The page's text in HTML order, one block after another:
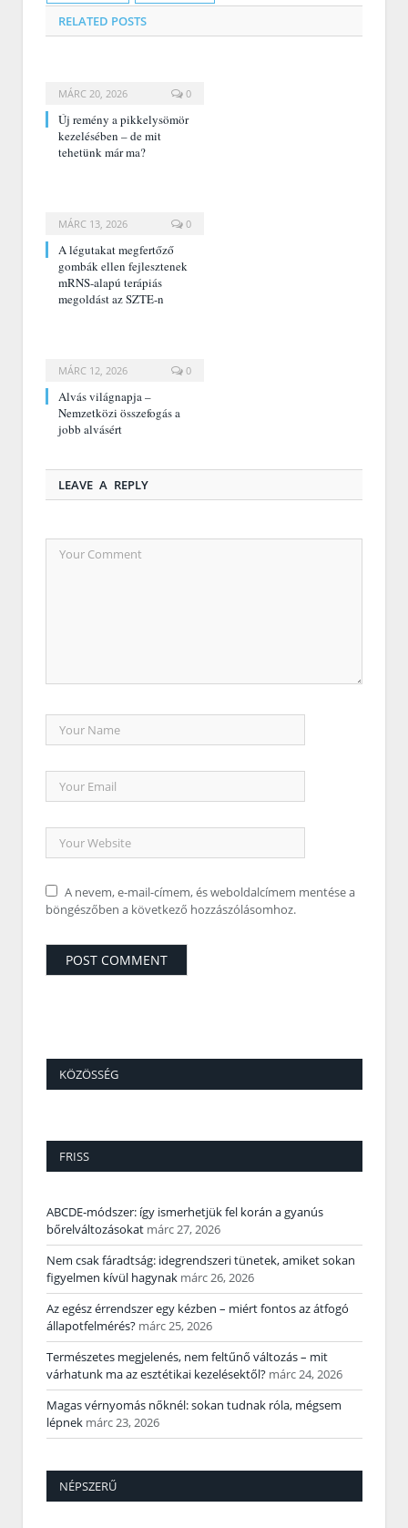
RELATED POSTS
MÁRC 20, 2026 0
Új remény a pikkelysömör
kezelésében – de mit
tehetünk már ma?
MÁRC 13, 2026 0
A légutakat megfertőző
gombák ellen fejlesztenek
mRNS-alapú terápiás
megoldást az SZTE-n
MÁRC 12, 2026 0
Alvás világnapja –
Nemzetközi összefogás a
jobb alvásért
LEAVE A REPLY
A nevem, e-mail-címem, és weboldalcímem mentése a
böngészőben a következő hozzászólásomhoz.
KÖZÖSSÉG
FRISS
ABCDE‑módszer: így ismerhetjük fel korán a gyanús
bőrelváltozásokat márc 27, 2026
Nem csak fáradtság: idegrendszeri tünetek, amiket sokan
figyelmen kívül hagynak márc 26, 2026
Az egész érrendszer egy kézben – miért fontos az átfogó
állapotfelmérés? márc 25, 2026
Természetes megjelenés, nem feltűnő változás – mit
várhatunk ma az esztétikai kezelésektől? márc 24, 2026
Magas vérnyomás nőknél: sokan tudnak róla, mégsem
lépnek márc 23, 2026
NÉPSZERŰ